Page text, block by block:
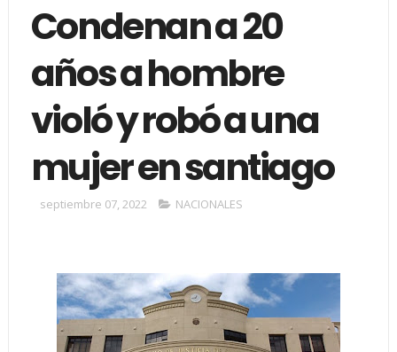
Condenan a 20
años a hombre
violó y robó a una
mujer en santiago
septiembre 07, 2022 NACIONALES